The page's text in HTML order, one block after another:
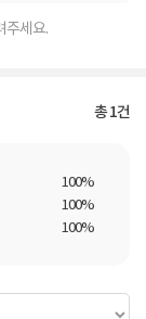
주세요.
총1건
100%
100%
100%